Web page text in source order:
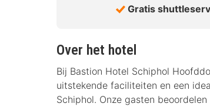
Gratis
Over het hotel
Bij Bastion Hotel Schiphol
uitstekende faciliteiten en een
Schiphol. Onze gasten